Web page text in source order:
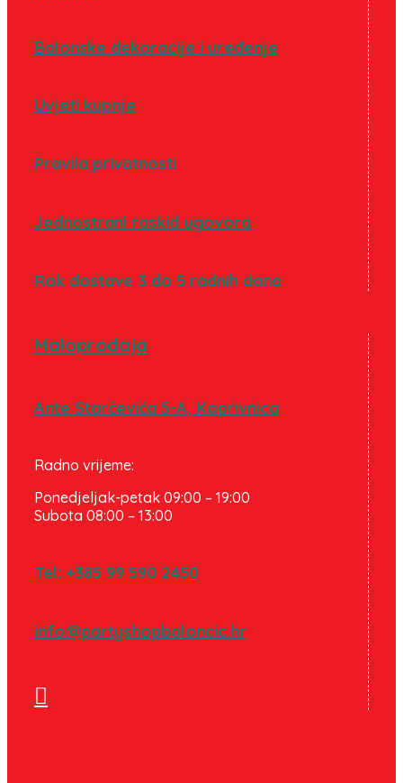
Balonske dekoracije i uređenje
Uvjeti kupnje
Pravila privatnosti
Jednostrani raskid ugovora
Rok dostave 3 do 5 radnih dana
Maloprodaja
Ante Starčevića 5-A, Koprivnica
Radno vrijeme:
Ponedjeljak-petak 09:00 – 19:00
Subota 08:00 – 13:00
Tel: +385 99 590 2450
info@partyshopbaloncic.hr